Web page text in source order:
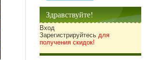
Здравствуйте!
Вход
Зарегистрируйтесь для
получения скидок!